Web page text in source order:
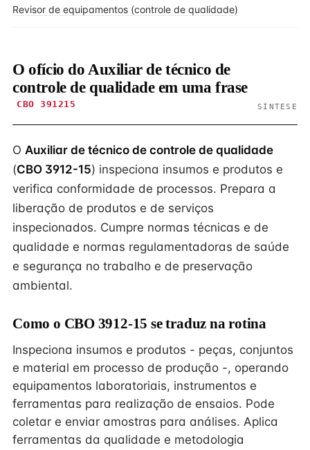
Revisor de equipamentos (controle de qualidade)
O ofício do Auxiliar de técnico de
controle de qualidade em uma frase
CBO 391215 SÍNTESE
O Auxiliar de técnico de controle de qualidade
(CBO 3912-15) inspeciona insumos e produtos e
verifica conformidade de processos. Prepara a
liberação de produtos e de serviços
inspecionados. Cumpre normas técnicas e de
qualidade e normas regulamentadoras de saúde
e segurança no trabalho e de preservação
ambiental.
Como o CBO 3912-15 se traduz na rotina
Inspeciona insumos e produtos - peças, conjuntos
e material em processo de produção -, operando
equipamentos laboratoriais, instrumentos e
ferramentas para realização de ensaios. Pode
coletar e enviar amostras para análises. Aplica
ferramentas da qualidade e metodologia